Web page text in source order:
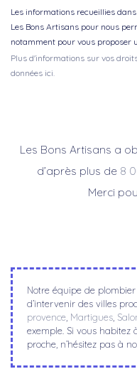
Les informations recueillies
Les Bons Artisans pour nous
notamment pour vous proposer
Plus d'informations sur vos
données ici.
Les Bons Artisans a
d’après plus de 8
Merci
Notre équipe de
d’intervenir des villes
provence Martigues
exemple. Si vous
proche, n’hésitez pas à